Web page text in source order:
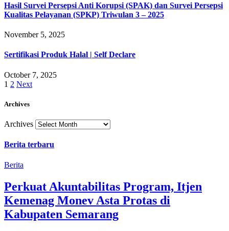
Hasil Survei Persepsi Anti Korupsi (SPAK) dan Survei Persepsi
Kualitas Pelayanan (SPKP) Triwulan 3 – 2025
November 5, 2025
Sertifikasi Produk Halal | Self Declare
October 7, 2025
1 2 Next
Archives
Archives
Berita terbaru
Berita
Perkuat Akuntabilitas Program, Itjen
Kemenag Monev Asta Protas di
Kabupaten Semarang